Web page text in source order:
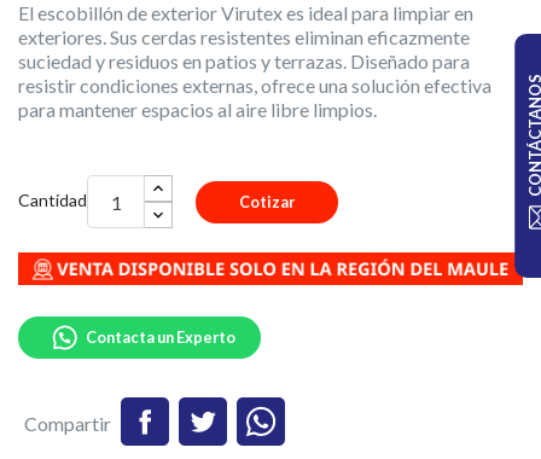
El escobillón de exterior Virutex es ideal para limpiar en
exteriores. Sus cerdas resistentes eliminan eficazmente
suciedad y residuos en patios y terrazas. Diseñado para
resistir condiciones externas, ofrece una solución efectiva
para mantener espacios al aire libre limpios.
Cantidad Cotizar
Compartir
Contacta un Experto